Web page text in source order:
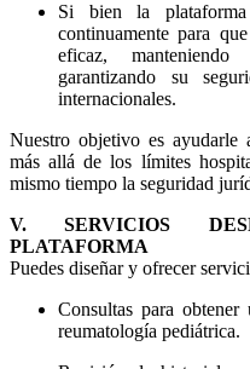
Si bien la
continuamente para
eficaz,
garantizando su
internacionales.
Nuestro objetivo es ayudarle
más allá de los límites
mismo tiempo la seguridad
V. SERVICIOS
PLATAFORMA
Puedes diseñar y ofrecer
Consultas para
reumatología pediátrica.